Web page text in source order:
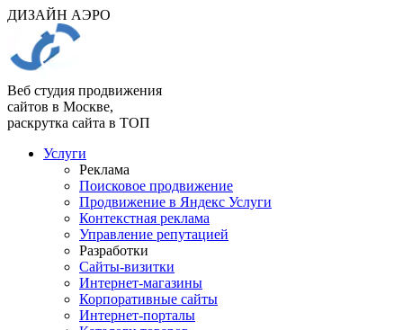
ДИЗАЙН АЭРО
Веб студия продвижения
сайтов в Москве,
раскрутка сайта в ТОП
Услуги
Реклама
Поисковое продвижение
Продвижение в Яндекс Услуги
Контекстная реклама
Управление репутацией
Разработки
Сайты-визитки
Интернет-магазины
Корпоративные сайты
Интернет-порталы